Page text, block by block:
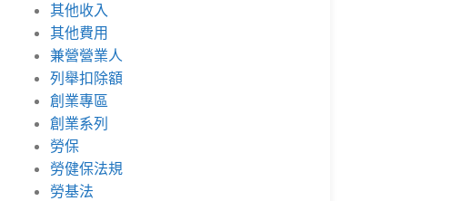
其他收入
其他費用
兼營營業人
列舉扣除額
創業專區
創業系列
勞保
勞健保法規
勞基法